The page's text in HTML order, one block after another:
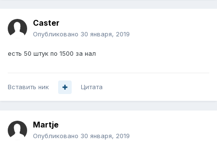
Caster
Опубликовано 30 января, 2019
есть 50 штук по 1500 за нал
Вставить ник Цитата
Martje
Опубликовано 30 января, 2019